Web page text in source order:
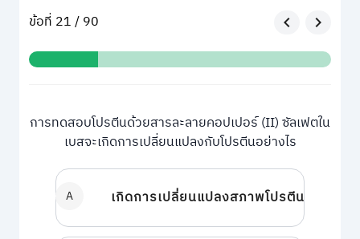
ข้อที่ 21 / 90
การทดสอบโปรตีนด้วยสารละลายคอปเปอร์ (II) ซัลเฟตใน
เบสจะเกิดการเปลี่ยนแปลงกับโปรตีนอย่างไร
A เกิดการเปลี่ยนแปลงสภาพโปรตีน